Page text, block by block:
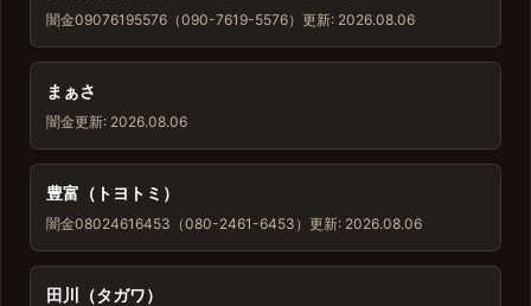
闇金09076195576（090-7619-5576） 更新: 2026.08.06
まぁさ
闇金更新: 2026.08.06
豊富（トヨトミ）
闇金08024616453（080-2461-6453） 更新: 2026.08.06
田川（タガワ）